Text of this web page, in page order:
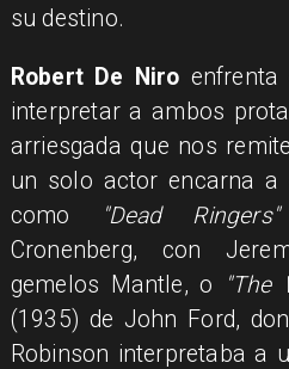
su destino.
Robert De Niro enfrenta
interpretar a ambos
arriesgada que nos
un solo actor encarna a
como
"Dead Ringers"
Cronenberg, con
gemelos Mantle, o
"The
(1935) de John Ford,
Robinson interpretaba a